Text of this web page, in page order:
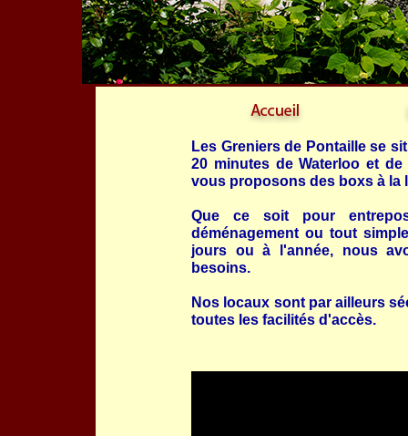
Les Greniers de Pontaille se
20 minutes de Waterloo et
vous proposons des boxs à la
Que ce soit pour
déménagement ou tout
jours ou à l'année, nous
besoins.
Nos locaux sont par ailleurs
toutes les facilités d'accès.